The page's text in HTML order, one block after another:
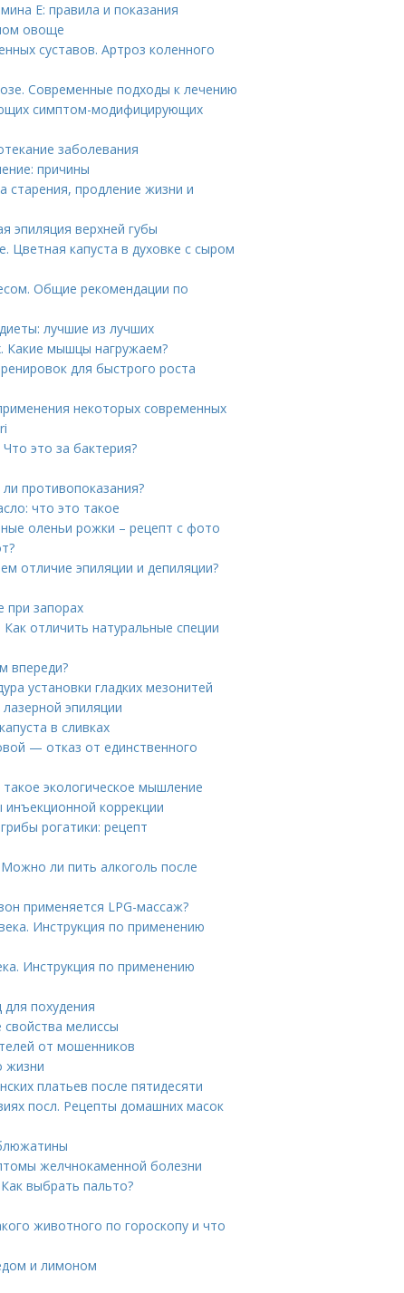
E: правила и показания
овоще
суставов. Артроз коленного
Современные подходы к лечению
симптом-модифицирующих
заболевания
причины
старения, продление жизни и
эпиляция верхней губы
Цветная капуста в духовке с сыром
Общие рекомендации по
лучшие из лучших
Какие мышцы нагружаем?
для быстрого роста
некоторых современных
это за бактерия?
противопоказания?
что это такое
оленьи рожки – рецепт с фото
отличие эпиляции и депиляции?
при запорах
отличить натуральные специи
впереди?
установки гладких мезонитей
эпиляции
в сливках
— отказ от единственного
экологическое мышление
коррекции
рогатики: рецепт
ли пить алкоголь после
применяется LPG-массаж?
Инструкция по применению
Инструкция по применению
похудения
мелиссы
от мошенников
жизни
платьев после пятидесяти
посл. Рецепты домашних масок
желчнокаменной болезни
выбрать пальто?
животного по гороскопу и что
и лимоном